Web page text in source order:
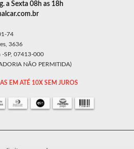
a Sexta 08h as 18h
74
3636
-SP, 07413-000
NÃO PERMITIDA)
EM ATÉ 10X SEM JUROS